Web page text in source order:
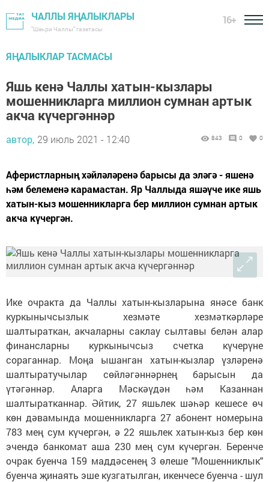
ЧАЛЛЫ ЯҢАЛЫКЛАРЫ
"Шәһри Чаллы" газетасы
16+
ЯҢАЛЫКЛАР ТАСМАСЫ
Яшь кенә Чаллы хатын-кызлары
мошенникларга миллион сумнан артык
акча күчергәннәр
автор, 29 июль 2021 - 12:40 843 0 0
Аферистларның хәйләләренә барысы да эләгә - яшенә
һәм белеменә карамастан. Яр Чаллыда яшәүче ике яшь
хатын-кыз мошенникларга бер миллион сумнан артык
акча күчергән.
Ике очракта да Чаллы хатын-кызларына янәсе банк
куркынычсызлык хезмәте хезмәткәрләре
шалтыраткан, акчаларны саклау сылтавы белән алар
финансларны куркынычсыз счетка күчерүне
сораганнар. Моңа ышанган хатын-кызлар үзләренә
шалтыратучылар сөйләгәннәрнең барысын да
үтәгәннәр. Аларга Мәскәүдән һәм Казаннан
шалтыратканнар. Әйтик, 27 яшьлек шәһәр кешесе өч
көн дәвамында мошенникларга 27 абонент номерына
783 мең сум күчергән, ә 22 яшьлек хатын-кыз бер көн
эчендә банкомат аша 230 мең сум күчергән. Беренче
очрак буенча 159 маддәсенең 3 өлеше "Мошенниклык"
буенча җинаять эше кузгатылган, икенчесе буенча - шул